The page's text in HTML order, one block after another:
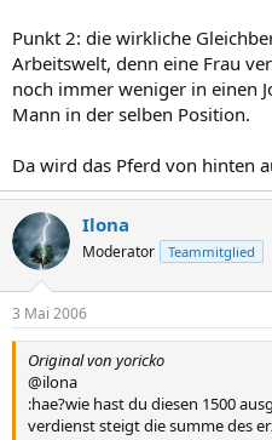
Punkt 2: die wirkliche
Arbeitswelt, denn eine Frau
noch immer weniger in einen
Mann in der selben Position.
Da wird das Pferd von hinten
Ilona
Moderator Teammitglied
3 Mai 2006
Original von yoricko
@ilona
:hae?wie hast du diesen 1500
verdienst steigt die summe des